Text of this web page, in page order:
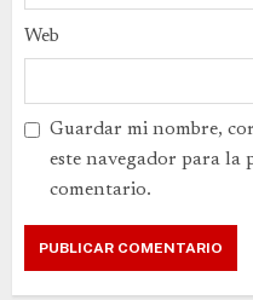
Web
Guardar mi nombre,
este navegador para la
comentario.